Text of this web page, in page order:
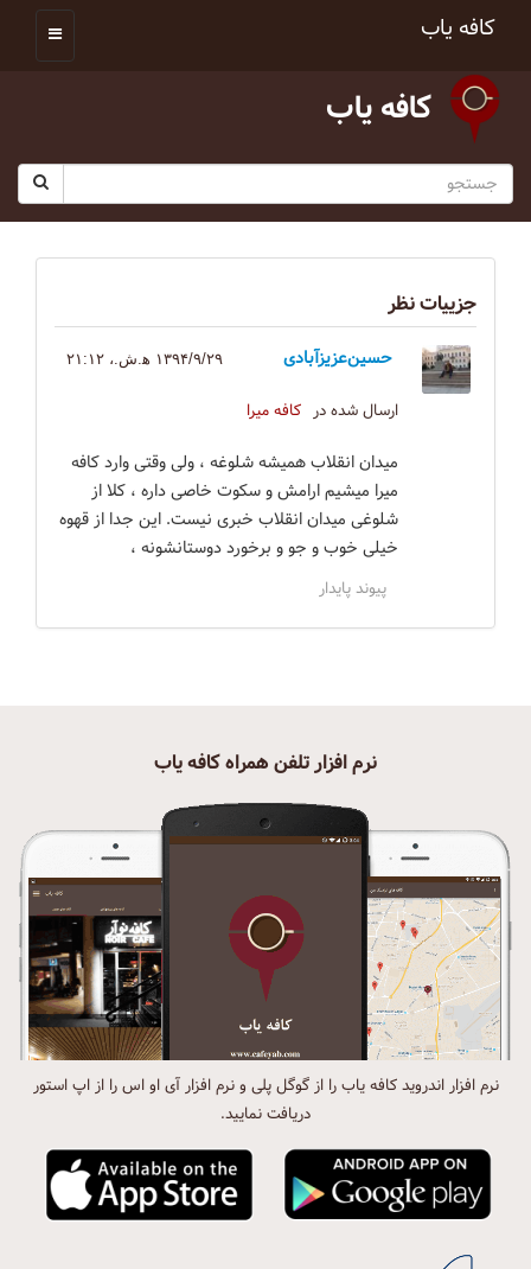
کافه یاب
کافه یاب
جزییات نظر
حسین‌عزیزآبادی ۱۳۹۴/۹/۲۹ ه‍.ش.،‏ ۲۱:۱۲
ارسال شده در کافه میرا
میدان انقلاب همیشه شلوغه ، ولی وقتی وارد کافه
میرا میشیم ارامش و سکوت خاصی داره ، کلا از
شلوغی میدان انقلاب خبری نیست. این جدا از قهوه
خیلی خوب و جو و برخورد دوستانشونه ،
پیوند پایدار
نرم افزار تلفن همراه کافه یاب
نرم افزار اندروید کافه یاب را از گوگل پلی و نرم افزار آی او اس را از اپ استور
دریافت نمایید.